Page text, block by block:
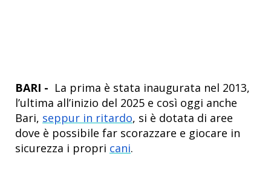
BARI - La prima è stata inaugurata nel 2013,
l’ultima all’inizio del 2025 e così oggi anche
Bari, seppur in ritardo, si è dotata di aree
dove è possibile far scorazzare e giocare in
sicurezza i propri cani.